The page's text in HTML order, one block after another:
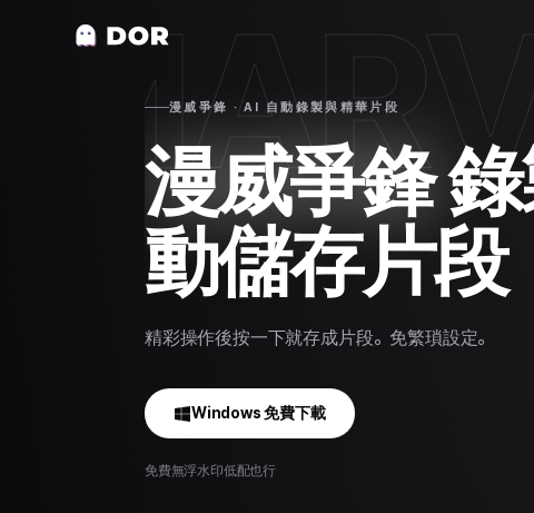
漫威爭鋒 · AI 自動錄製與精華片段
漫威爭鋒
動儲存片段
精彩操作後按一下就存成片段。免繁瑣設定。
Windows 免費下載
免費無浮水印低配也行